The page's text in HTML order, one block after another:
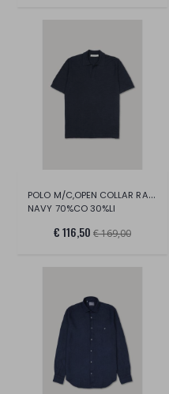
POLO M/C,OPEN COLLAR RASATA, COTONE/LINO
NAVY 70%CO 30%LI
€ 116,50 € 169,00